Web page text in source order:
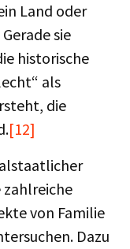
Land oder
Gerade sie
historische
als
die
[12]
von Familie
Dazu